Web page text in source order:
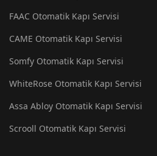
FAAC Otomatik Kapı Servisi
CAME Otomatik Kapı Servisi
Somfy Otomatik Kapı Servisi
WhiteRose Otomatik Kapı Servisi
Assa Abloy Otomatik Kapı Servisi
Scrooll Otomatik Kapı Servisi